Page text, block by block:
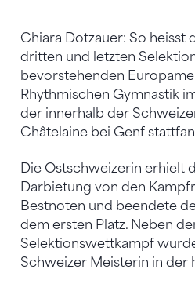
Chiara Dotzauer: So heisst
dritten und letzten
bevorstehenden
Rhythmischen Gymnastik
der innerhalb der
Châtelaine bei Genf
Die Ostschweizerin erhielt
Darbietung von den
Bestnoten und beendete
dem ersten Platz. Neben
Selektionswettkampf
Schweizer Meisterin in der